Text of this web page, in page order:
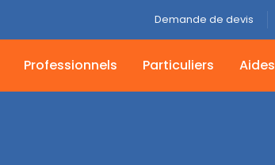
Demande de devis
Professionnels Particuliers Aides